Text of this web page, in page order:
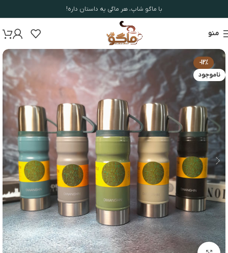
با ماگو شاپ، هر ماگی یه داستان داره!
منو
-12%
ناموجود